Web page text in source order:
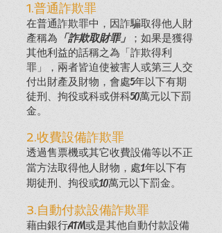
1.普通詐欺罪
在普通詐欺罪中，因詐騙取得他人財
產稱為 「詐欺取財罪」 ；如果是獲得
其他利益的話稱之為「詐欺得利
罪」，兩者皆迫使被害人或第三人交
付出財產及財物，會處5年以下有期
徒刑、拘役或科或併科50萬元以下罰
金。
2.收費設備詐欺罪
透過售票機或其它收費設備等以不正
當方法取得他人財物，處1年以下有
期徒刑、拘役或10萬元以下罰金。
3.自動付款設備詐欺罪
藉由銀行ATM或是其他自動付款設備